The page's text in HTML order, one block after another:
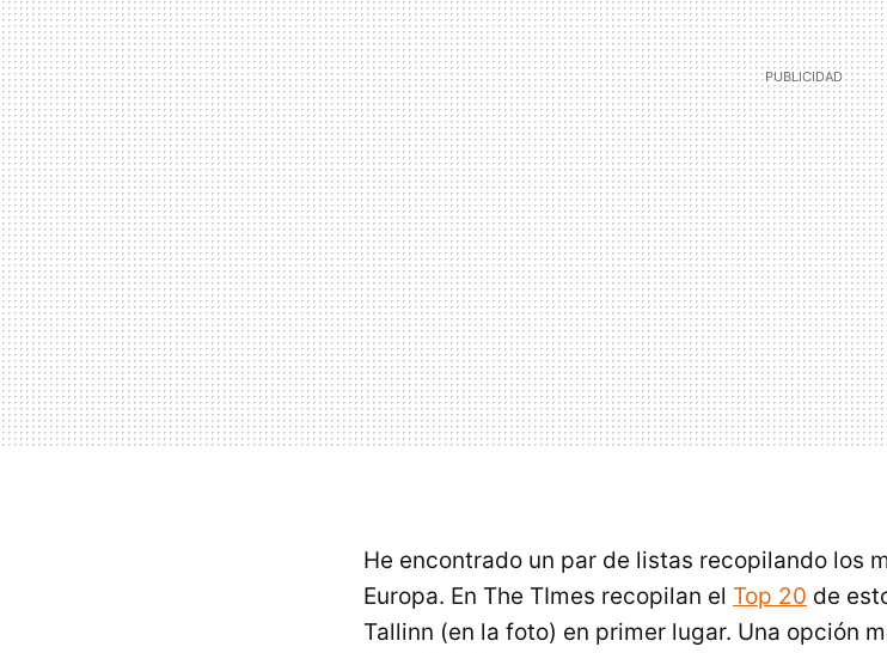
He encontrado un par de listas recopilando los
Europa. En The TImes recopilan el Top 20 de
Tallinn (en la foto) en primer lugar. Una opción